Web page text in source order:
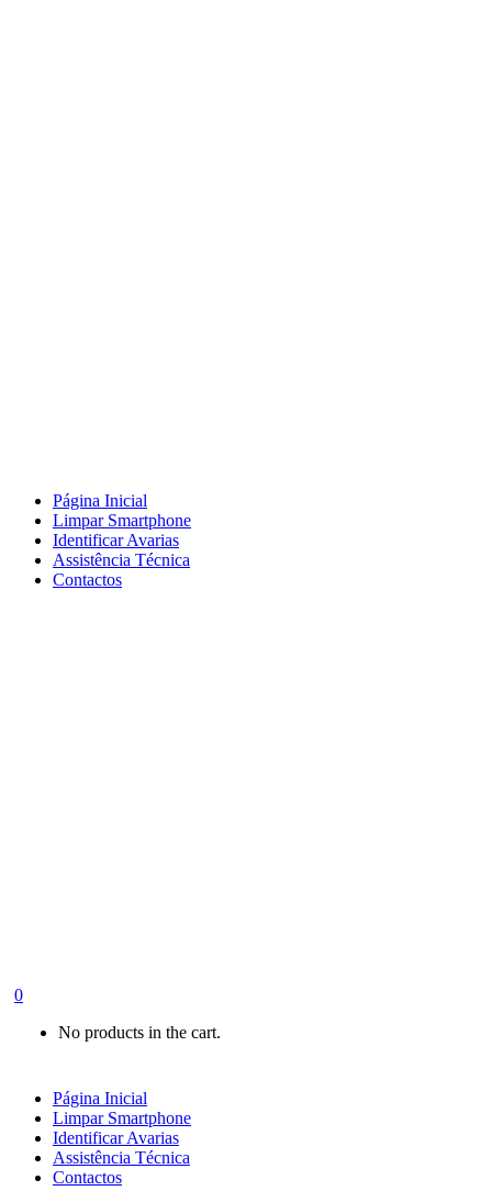
Página Inicial
Limpar Smartphone
Identificar Avarias
Assistência Técnica
Contactos
0
No products in the cart.
Página Inicial
Limpar Smartphone
Identificar Avarias
Assistência Técnica
Contactos